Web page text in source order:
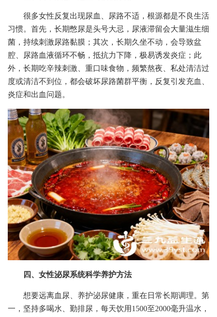
很多女性反复出现尿血、尿路不适，根源都是不良生活
习惯。首先，长期憋尿是头号大忌，尿液滞留会大量滋生细
菌，持续刺激尿路黏膜；其次，长期久坐不动，会导致盆
腔、尿路血液循环不畅，抵抗力下降，极易诱发炎症；此
外，长期吃辛辣刺激、重口味食物，频繁熬夜、私处清洁过
度或清洁不到位，都会破坏尿路菌群平衡，反复引发充血、
炎症和出血问题。
四、女性泌尿系统科学养护方法
想要远离血尿、养护泌尿健康，重在日常长期调理。第
一，坚持多喝水、勤排尿，每天饮用1500至2000毫升温水，